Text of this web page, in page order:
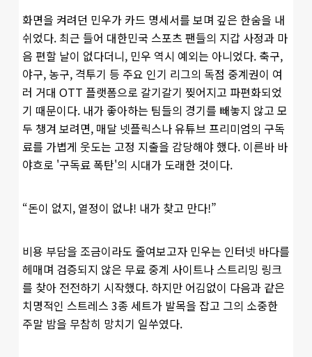
화면을 켜려던 민우가 카드 명세서를 보며 깊은 한숨을 내
쉬었다. 최근 들어 대한민국 스포츠 팬들의 지갑 사정과 마
음 편할 날이 없다더니, 민우 역시 예외는 아니었다. 축구,
야구, 농구, 격투기 등 주요 인기 리그의 독점 중계권이 여
러 거대 OTT 플랫폼으로 갈기갈기 찢어지고 파편화되었
기 때문이다. 내가 좋아하는 팀들의 경기를 빼놓지 않고 모
두 챙겨 보려면, 매달 넷플릭스나 유튜브 프리미엄의 구독
료를 가볍게 웃도는 고정 지출을 감당해야 했다. 이른바 바
야흐로 '구독료 폭탄'의 시대가 도래한 것이다.
“돈이 없지, 열정이 없냐! 내가 찾고 만다!”
비용 부담을 조금이라도 줄여보고자 민우는 인터넷 바다를
헤매며 검증되지 않은 무료 중계 사이트나 스트리밍 링크
를 찾아 전전하기 시작했다. 하지만 어김없이 다음과 같은
치명적인 스트레스 3종 세트가 발목을 잡고 그의 소중한
주말 밤을 무참히 망치기 일쑤였다.